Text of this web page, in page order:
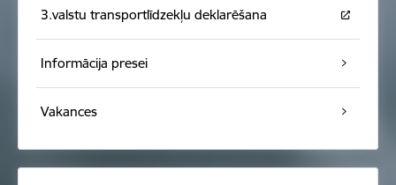
3.valstu transportlīdzekļu deklarēšana
Informācija presei
Vakances